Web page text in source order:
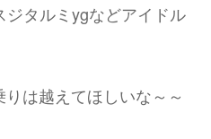
ジタルミygなどアイドル
は越えてほしいな～～